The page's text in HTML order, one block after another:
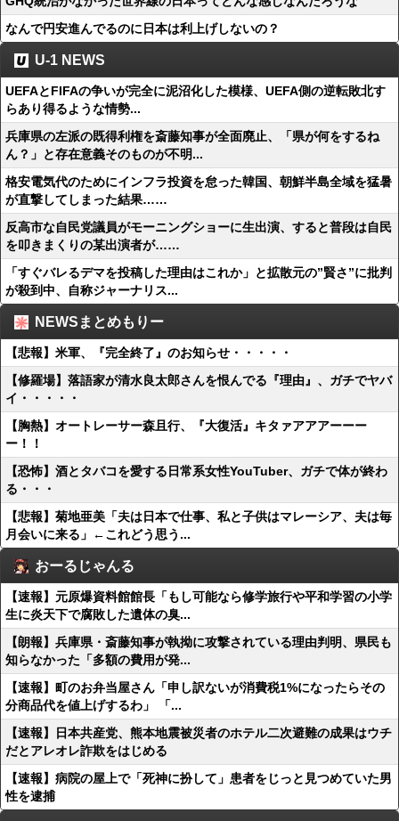
なんで円安進んでるのに日本は利上げしないの？
U-1 NEWS
UEFAとFIFAの争いが完全に泥沼化した模様、UEFA側の逆転敗北す
らあり得るような情勢...
兵庫県の左派の既得利権を斎藤知事が全面廃止、「県が何をするね
ん？」と存在意義そのものが不明...
格安電気代のためにインフラ投資を怠った韓国、朝鮮半島全域を猛暑
が直撃してしまった結果……
反高市な自民党議員がモーニングショーに生出演、すると普段は自民
を叩きまくりの某出演者が……
「すぐバレるデマを投稿した理由はこれか」と拡散元の”賢さ”に批判
が殺到中、自称ジャーナリス...
NEWSまとめもりー
【悲報】米軍、『完全終了』のお知らせ・・・・・
【修羅場】落語家が清水良太郎さんを恨んでる『理由』、ガチでヤバ
イ・・・・・
【胸熱】オートレーサー森且行、『大復活』キタァアアアーーー
ー！！
【恐怖】酒とタバコを愛する日常系女性YouTuber、ガチで体が終わ
る・・・
【悲報】菊地亜美「夫は日本で仕事、私と子供はマレーシア、夫は毎
月会いに来る」←これどう思う...
おーるじゃんる
【速報】元原爆資料館館長「もし可能なら修学旅行や平和学習の小学
生に炎天下で腐敗した遺体の臭...
【朗報】兵庫県・斎藤知事が執拗に攻撃されている理由判明、県民も
知らなかった「多額の費用が発...
【速報】町のお弁当屋さん「申し訳ないが消費税1%になったらその
分商品代を値上げするわ」 「...
【速報】日本共産党、熊本地震被災者のホテル二次避難の成果はウチ
だとアレオレ詐欺をはじめる
【速報】病院の屋上で「死神に扮して」患者をじっと見つめていた男
性を逮捕